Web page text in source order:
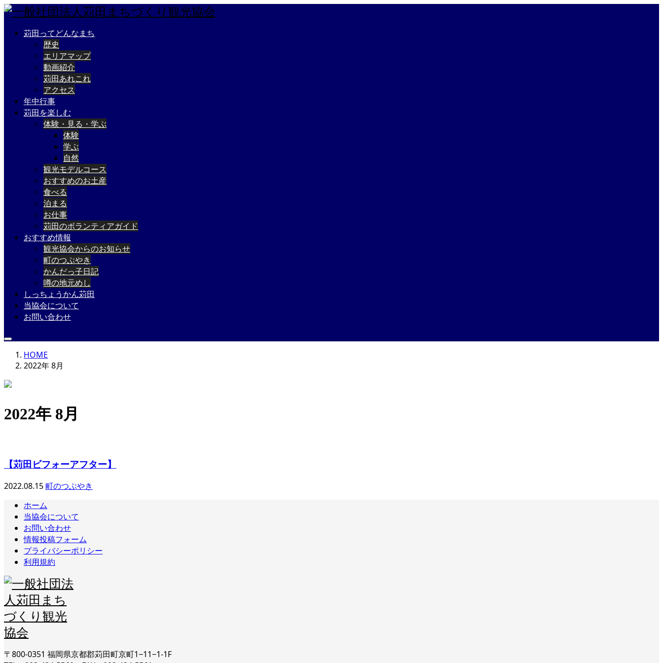
苅田ってどんなまち
歴史
エリアマップ
動画紹介
苅田あれこれ
アクセス
年中行事
苅田を楽しむ
体験・見る・学ぶ
体験
学ぶ
自然
観光モデルコース
おすすめのお土産
食べる
泊まる
お仕事
苅田のボランティアガイド
おすすめ情報
観光協会からのお知らせ
町のつぶやき
かんだっ子日記
噂の地元めし
しっちょうかん苅田
当協会について
お問い合わせ
HOME
2022年 8月
2022年 8月
【苅田ビフォーアフター】
2022.08.15町のつぶやき
ホーム
当協会について
お問い合わせ
情報投稿フォーム
プライバシーポリシー
利用規約
〒800-0351 福岡県京都郡苅田町京町1−11−1-1F